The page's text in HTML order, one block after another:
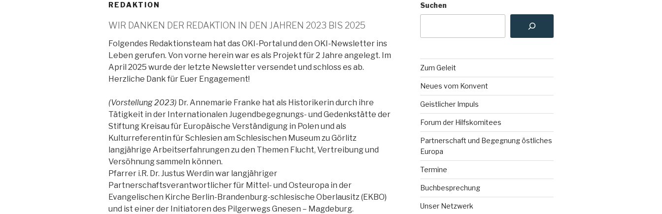
REDAKTION
WIR DANKEN DER REDAKTION IN DEN JAHREN 2023 BIS 2025
Folgendes Redaktionsteam hat das OKI-Portal und den OKI-Newsletter ins
Leben gerufen. Von vorne herein war es als Projekt für 2 Jahre angelegt. Im
April 2025 wurde der letzte Newsletter versendet und schloss es ab.
Herzliche Dank für Euer Engagement!
(Vorstellung 2023) Dr. Annemarie Franke hat als Historikerin durch ihre
Tätigkeit in der Internationalen Jugendbegegnungs- und Gedenkstätte der
Stiftung Kreisau für Europäische Verständigung in Polen und als
Kulturreferentin für Schlesien am Schlesischen Museum zu Görlitz
langjährige Arbeitserfahrungen zu den Themen Flucht, Vertreibung und
Versöhnung sammeln können.
Pfarrer i.R. Dr. Justus Werdin war langjähriger
Partnerschaftsverantwortlicher für Mittel- und Osteuropa in der
Evangelischen Kirche Berlin-Brandenburg-schlesische Oberlausitz (EKBO)
und ist einer der Initiatoren des Pilgerwegs Gnesen – Magdeburg.
Suchen
Zum Geleit
Neues vom Konvent
Geistlicher Impuls
Forum der Hilfskomitees
Partnerschaft und Begegnung östliches
Europa
Termine
Buchbesprechung
Unser Netzwerk